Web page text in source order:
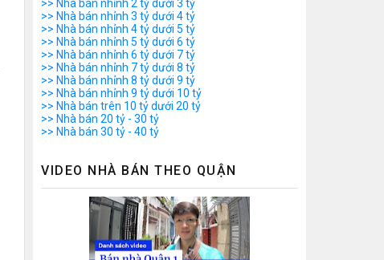
>> Nhà bán nhỉnh 2 tỷ dưới 3 tỷ
>> Nhà bán nhỉnh 3 tỷ dưới 4 tỷ
>> Nhà bán nhỉnh 4 tỷ dưới 5 tỷ
>> Nhà bán nhỉnh 5 tỷ dưới 6 tỷ
>> Nhà bán nhỉnh 6 tỷ dưới 7 tỷ
>> Nhà bán nhỉnh 7 tỷ dưới 8 tỷ
>> Nhà bán nhỉnh 8 tỷ dưới 9 tỷ
>> Nhà bán nhỉnh 9 tỷ dưới 10 tỷ
>> Nhà bán trên 10 tỷ dưới 20 tỷ
>> Nhà bán 20 tỷ - 30 tỷ
>> Nhà bán 30 tỷ - 40 tỷ
VIDEO NHÀ BÁN THEO QUẬN